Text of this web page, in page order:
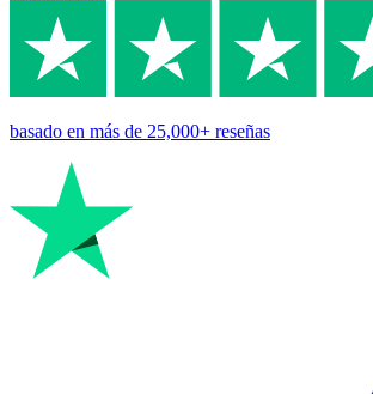
basado en más de 25,000+ reseñas